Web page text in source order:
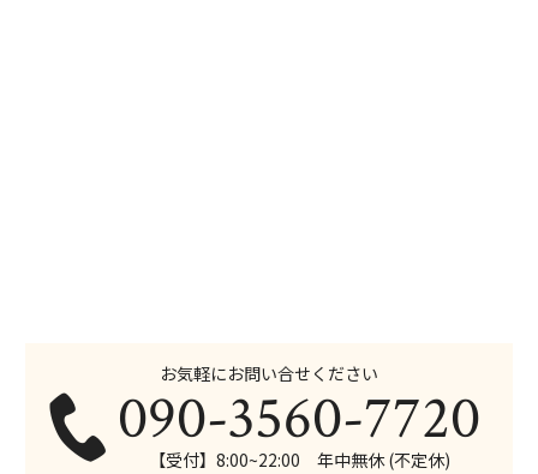
お気軽にお問い合せください
090-3560-7720
【受付】8:00~22:00 年中無休 (不定休)